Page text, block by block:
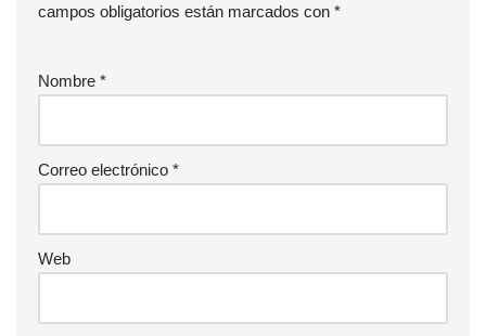
campos obligatorios están marcados con *
Nombre *
Correo electrónico *
Web